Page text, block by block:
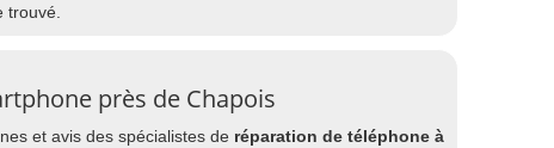
trouvé.
près de Chapois
et avis des spécialistes de réparation de téléphone à